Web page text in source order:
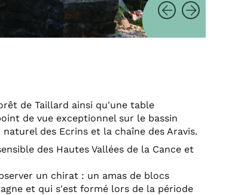
de Taillard ainsi qu'une table
de vue exceptionnel sur le bassin
des Ecrins et la chaîne des Aravis.
des Hautes Vallées de la Cance et
un chirat : un amas de blocs
et qui s'est formé lors de la période